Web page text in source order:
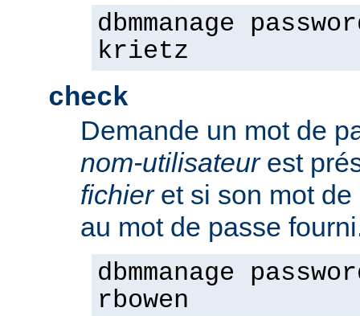
dbmmanage
krietz
check
Demande un mot de
nom-utilisateurest
fichieret si son mot de
au mot de passe
dbmmanage
rbowen